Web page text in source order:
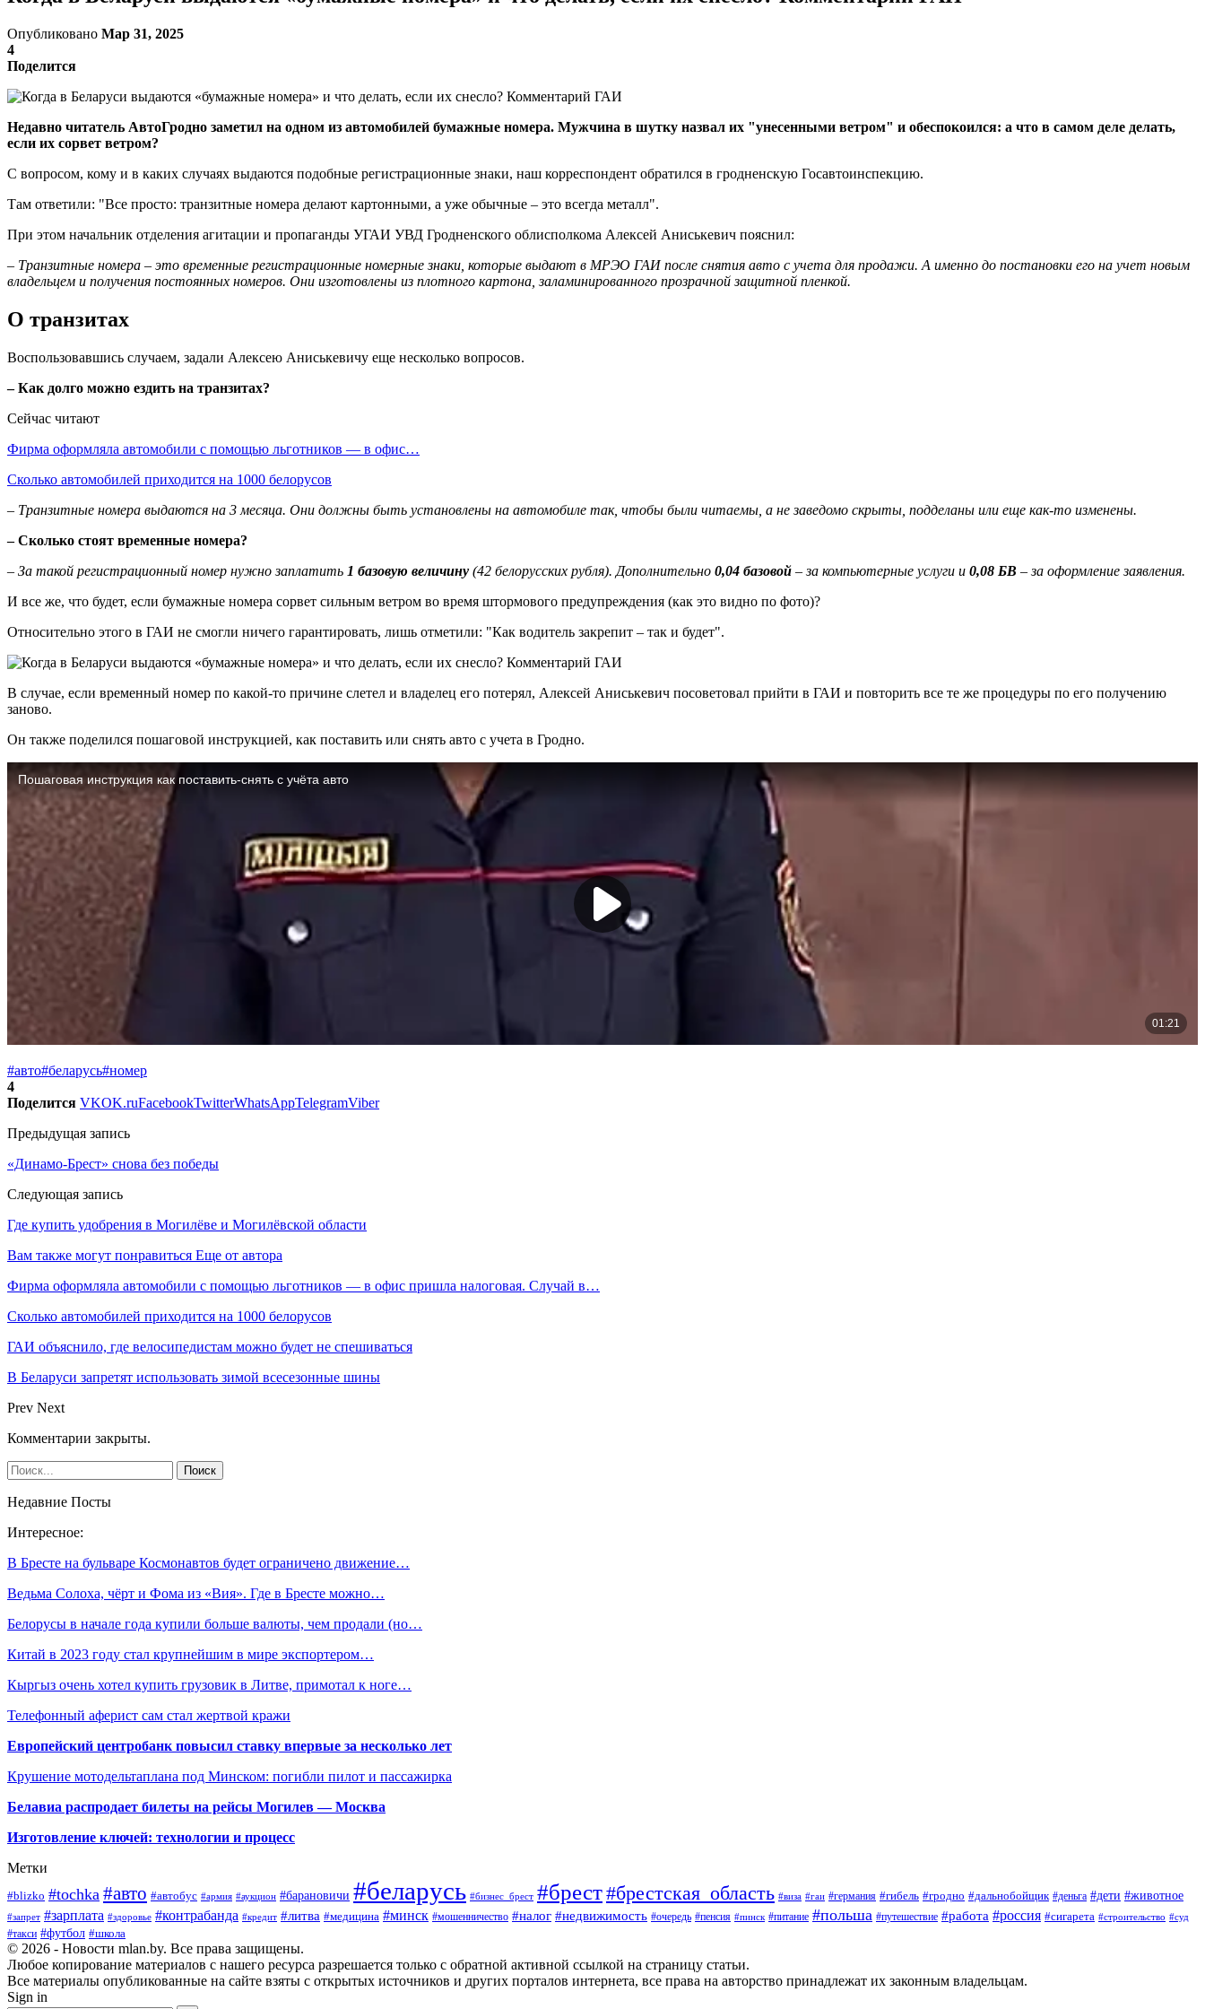
Опубликовано Мар 31, 2025
4
Поделится
Недавно читатель АвтоГродно заметил на одном из автомобилей бумажные номера. Мужчина в шутку назвал их "унесенными ветром" и обеспокоился: а что в самом деле делать,
если их сорвет ветром?
С вопросом, кому и в каких случаях выдаются подобные регистрационные знаки, наш корреспондент обратился в гродненскую Госавтоинспекцию.
Там ответили: "Все просто: транзитные номера делают картонными, а уже обычные – это всегда металл".
При этом начальник отделения агитации и пропаганды УГАИ УВД Гродненского облисполкома Алексей Аниськевич пояснил:
– Транзитные номера – это временные регистрационные номерные знаки, которые выдают в МРЭО ГАИ после снятия авто с учета для продажи. А именно до постановки его на учет новым
владельцем и получения постоянных номеров. Они изготовлены из плотного картона, заламинированного прозрачной защитной пленкой.
О транзитах
Воспользовавшись случаем, задали Алексею Аниськевичу еще несколько вопросов.
– Как долго можно ездить на транзитах?
Сейчас читают
Фирма оформляла автомобили с помощью льготников — в офис…
Сколько автомобилей приходится на 1000 белорусов
– Транзитные номера выдаются на 3 месяца. Они должны быть установлены на автомобиле так, чтобы были читаемы, а не заведомо скрыты, подделаны или еще как-то изменены.
– Сколько стоят временные номера?
– За такой регистрационный номер нужно заплатить 1 базовую величину (42 белорусских рубля). Дополнительно 0,04 базовой – за компьютерные услуги и 0,08 БВ – за оформление заявления.
И все же, что будет, если бумажные номера сорвет сильным ветром во время штормового предупреждения (как это видно по фото)?
Относительно этого в ГАИ не смогли ничего гарантировать, лишь отметили: "Как водитель закрепит – так и будет".
В случае, если временный номер по какой-то причине слетел и владелец его потерял, Алексей Аниськевич посоветовал прийти в ГАИ и повторить все те же процедуры по его получению
заново.
Он также поделился пошаговой инструкцией, как поставить или снять авто с учета в Гродно.
#авто#беларусь#номер
4
Поделится VKOK.ruFacebookTwitterWhatsAppTelegramViber
Предыдущая запись
«Динамо-Брест» снова без победы
Следующая запись
Где купить удобрения в Могилёве и Могилёвской области
Вам также могут понравиться Еще от автора
Фирма оформляла автомобили с помощью льготников — в офис пришла налоговая. Случай в…
Сколько автомобилей приходится на 1000 белорусов
ГАИ объяснило, где велосипедистам можно будет не спешиваться
В Беларуси запретят использовать зимой всесезонные шины
Prev Next
Комментарии закрыты.
Недавние Посты
Интересное:
В Бресте на бульваре Космонавтов будет ограничено движение…
Ведьма Солоха, чёрт и Фома из «Вия». Где в Бресте можно…
Белорусы в начале года купили больше валюты, чем продали (но…
Китай в 2023 году стал крупнейшим в мире экспортером…
Кыргыз очень хотел купить грузовик в Литве, примотал к ноге…
Телефонный аферист сам стал жертвой кражи
Европейский центробанк повысил ставку впервые за несколько лет
Крушение мотодельтаплана под Минском: погибли пилот и пассажирка
Белавиа распродает билеты на рейсы Могилев — Москва
Изготовление ключей: технологии и процесс
Метки
#blizko #tochka #авто #автобус #армия #аукцион #барановичи #беларусь #бизнес_брест #брест#брестская_область #виза #гаи #германия #гибель #гродно #дальнобойщик #деньга #дети #животное
#запрет #зарплата #здоровье #контрабанда #кредит #литва #медицина #минск #мошенничество #налог #недвижимость #очередь #пенсия #пинск #питание #польша #путешествие #работа #россия #сигарета #строительство #суд
#такси #футбол #школа
© 2026 - Новости mlan.by. Все права защищены.
Любое копирование материалов с нашего ресурса разрешается только с обратной активной ссылкой на страницу статьи.
Все материалы опубликованные на сайте взяты с открытых источников и других порталов интернета, все права на авторство принадлежат их законным владельцам.
Sign in